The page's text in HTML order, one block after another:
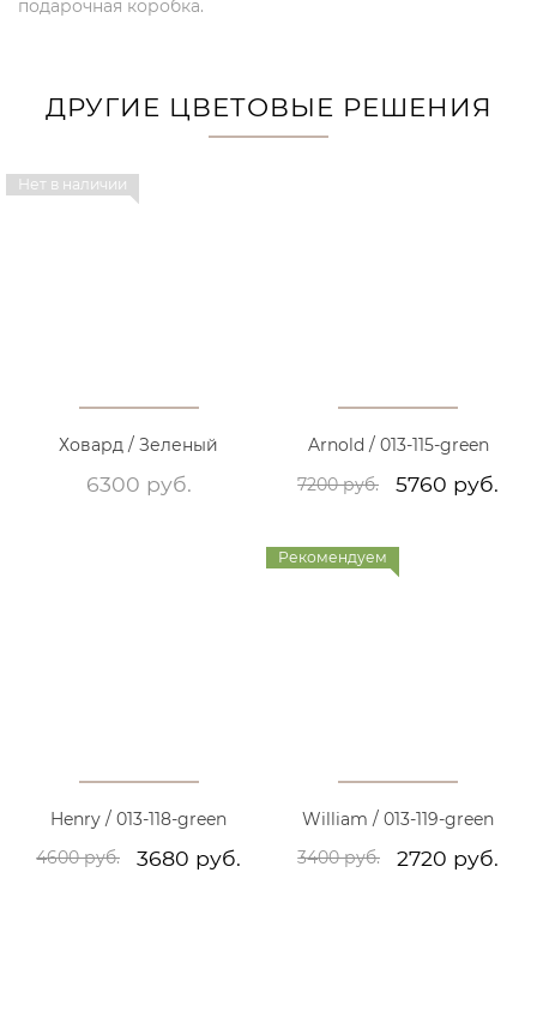
подарочная коробка.
ДРУГИЕ ЦВЕТОВЫЕ РЕШЕНИЯ
Нет в наличии
Ховард / Зеленый
6300 руб.
Arnold / 013-115-green
7200 руб.
5760 руб.
Henry / 013-118-green
4600 руб.
3680 руб.
Рекомендуем
William / 013-119-green
3400 руб.
2720 руб.